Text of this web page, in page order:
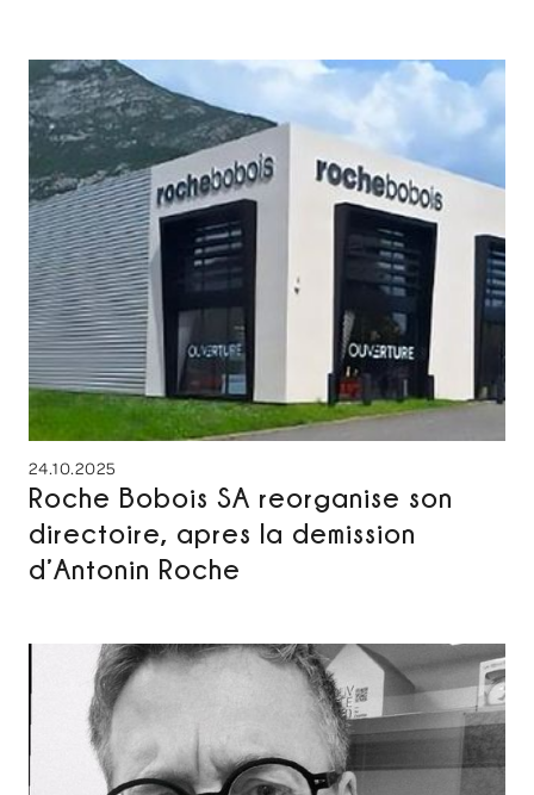
24.10.2025
Roche Bobois SA reorganise son
directoire, apres la demission
d’Antonin Roche